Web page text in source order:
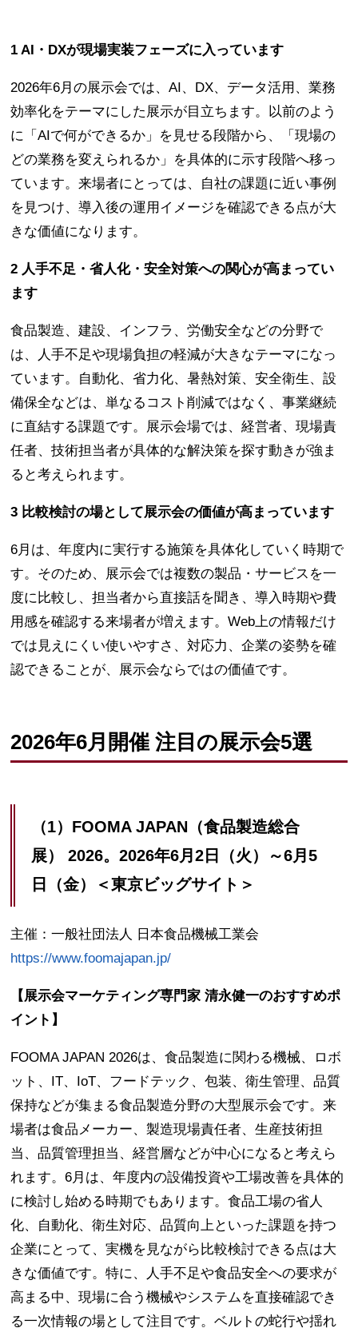
1 AI・DXが現場実装フェーズに入っています
2026年6月の展示会では、AI、DX、データ活用、業務
効率化をテーマにした展示が目立ちます。以前のよう
に「AIで何ができるか」を見せる段階から、「現場の
どの業務を変えられるか」を具体的に示す段階へ移っ
ています。来場者にとっては、自社の課題に近い事例
を見つけ、導入後の運用イメージを確認できる点が大
きな価値になります。
2 人手不足・省人化・安全対策への関心が高まってい
ます
食品製造、建設、インフラ、労働安全などの分野で
は、人手不足や現場負担の軽減が大きなテーマになっ
ています。自動化、省力化、暑熱対策、安全衛生、設
備保全などは、単なるコスト削減ではなく、事業継続
に直結する課題です。展示会場では、経営者、現場責
任者、技術担当者が具体的な解決策を探す動きが強ま
ると考えられます。
3 比較検討の場として展示会の価値が高まっています
6月は、年度内に実行する施策を具体化していく時期で
す。そのため、展示会では複数の製品・サービスを一
度に比較し、担当者から直接話を聞き、導入時期や費
用感を確認する来場者が増えます。Web上の情報だけ
では見えにくい使いやすさ、対応力、企業の姿勢を確
認できることが、展示会ならではの価値です。
2026年6月開催 注目の展示会5選
（1）FOOMA JAPAN（食品製造総合
展） 2026。2026年6月2日（火）～6月5
日（金）＜東京ビッグサイト＞
主催：一般社団法人 日本食品機械工業会
https://www.foomajapan.jp/
【展示会マーケティング専門家 清永健一のおすすめポ
イント】
FOOMA JAPAN 2026は、食品製造に関わる機械、ロボ
ット、IT、IoT、フードテック、包装、衛生管理、品質
保持などが集まる食品製造分野の大型展示会です。来
場者は食品メーカー、製造現場責任者、生産技術担
当、品質管理担当、経営層などが中心になると考えら
れます。6月は、年度内の設備投資や工場改善を具体的
に検討し始める時期でもあります。食品工場の省人
化、自動化、衛生対応、品質向上といった課題を持つ
企業にとって、実機を見ながら比較検討できる点は大
きな価値です。特に、人手不足や食品安全への要求が
高まる中、現場に合う機械やシステムを直接確認でき
る一次情報の場として注目です。ベルトの蛇行や揺れ